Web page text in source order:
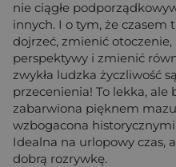
nie ciągłe
innych. I o tym, że czasem
dojrzeć, zmienić
perspektywy i zmienić
zwykła ludzka życzliwość
przecenienia! To lekka,
zabarwiona pięknem
wzbogacona
Idealna na urlopowy czas,
dobrą rozrywkę.